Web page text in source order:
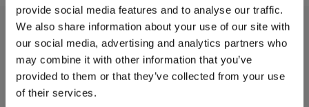
provide social media features and to analyse our traffic.
We also share information about your use of our site with
our social media, advertising and analytics partners who
may combine it with other information that you’ve
provided to them or that they’ve collected from your use
of their services.